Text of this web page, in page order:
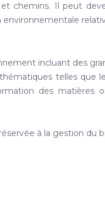
chemins. Il peut
incluant des
telles que
des matières
à la gestion